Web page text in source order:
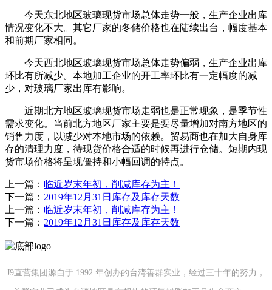
今天东北地区玻璃现货市场总体走势一般，生产企业出库
情况变化不大。其它厂家的冬储价格也在陆续出台，幅度基本
和前期厂家相同。
今天西北地区玻璃现货市场总体走势偏弱，生产企业出库
环比有所减少。本地加工企业的开工率环比有一定幅度的减
少，对玻璃厂家出库有影响。
近期北方地区玻璃现货市场走弱也是正常现象，是季节性
需求变化。当前北方地区厂家主要是要尽量增加对南方地区的
销售力度，以减少对本地市场的依赖。贸易商也在加大自身库
存的清理力度，待现货价格合适的时候再进行仓储。短期内现
货市场价格将呈现僵持和小幅回调的特点。
上一篇： 临近岁末年初，削减库存为主！
下一篇： 2019年12月31日库存及库存天数
上一篇： 临近岁末年初，削减库存为主！
下一篇： 2019年12月31日库存及库存天数
J9直营集团源自于 1992 年创办的台湾善群实业，经过三十年的努力，